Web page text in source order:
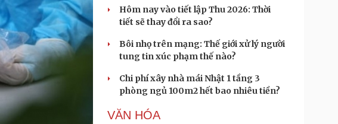
Hôm nay vào tiết lập Thu 2026: Thời
tiết sẽ thay đổi ra sao?
Bôi nhọ trên mạng: Thế giới xử lý người
tung tin xúc phạm thế nào?
Chi phí xây nhà mái Nhật 1 tầng 3
phòng ngủ 100m2 hết bao nhiêu tiền?
VĂN HÓA